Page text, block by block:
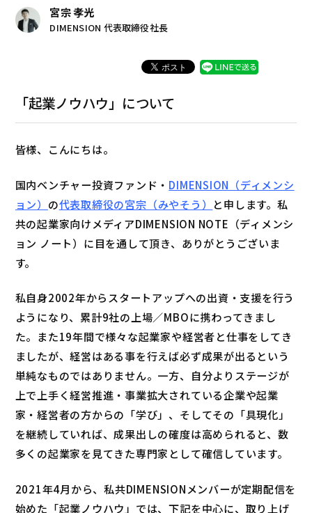
宮宗 孝光
DIMENSION 代表取締役社長
「起業ノウハウ」について
皆様、こんにちは。
国内ベンチャー投資ファンド・ DIMENSION（ディメンシ
ョン） の代表取締役の宮宗（みやそう） と申します。私
共の起業家向けメディアDIMENSION NOTE（ディメンシ
ョン ノート）に目を通して頂き、ありがとうございま
す。
私自身2002年からスタートアップへの出資・支援を行う
ようになり、累計9社の上場／MBOに携わってきまし
た。また19年間で様々な起業家や経営者と仕事をしてき
ましたが、経営はある事を行えば必ず成果が出るという
単純なものではありません。一方、自分よりステージが
上で上手く経営推進・事業拡大されている企業や起業
家・経営者の方からの「学び」、そしてその「具現化」
を継続していれば、成果出しの確度は高められると、数
多くの起業家を見てきた専門家として確信しています。
2021年4月から、私共DIMENSIONメンバーが定期配信を
始めた「起業ノウハウ」では、下記を中心に、取り上げ